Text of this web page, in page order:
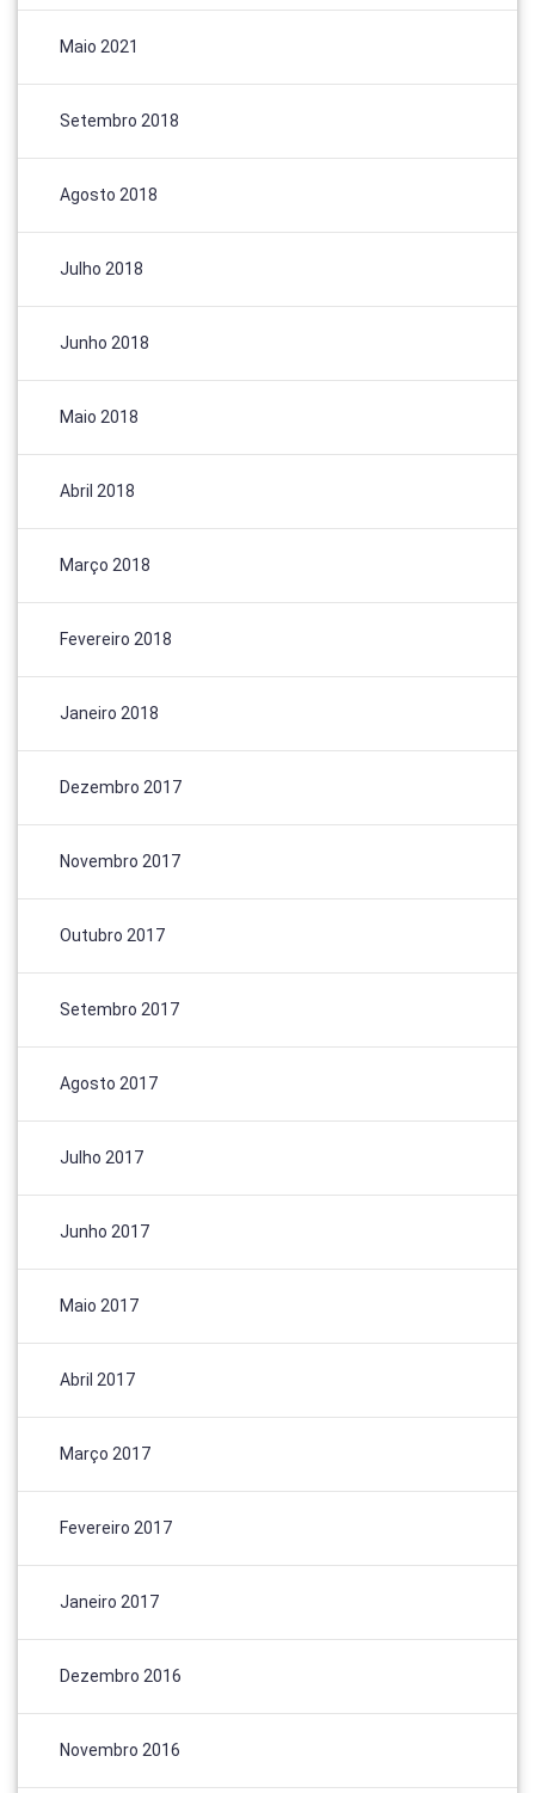
Maio 2021
Setembro 2018
Agosto 2018
Julho 2018
Junho 2018
Maio 2018
Abril 2018
Março 2018
Fevereiro 2018
Janeiro 2018
Dezembro 2017
Novembro 2017
Outubro 2017
Setembro 2017
Agosto 2017
Julho 2017
Junho 2017
Maio 2017
Abril 2017
Março 2017
Fevereiro 2017
Janeiro 2017
Dezembro 2016
Novembro 2016